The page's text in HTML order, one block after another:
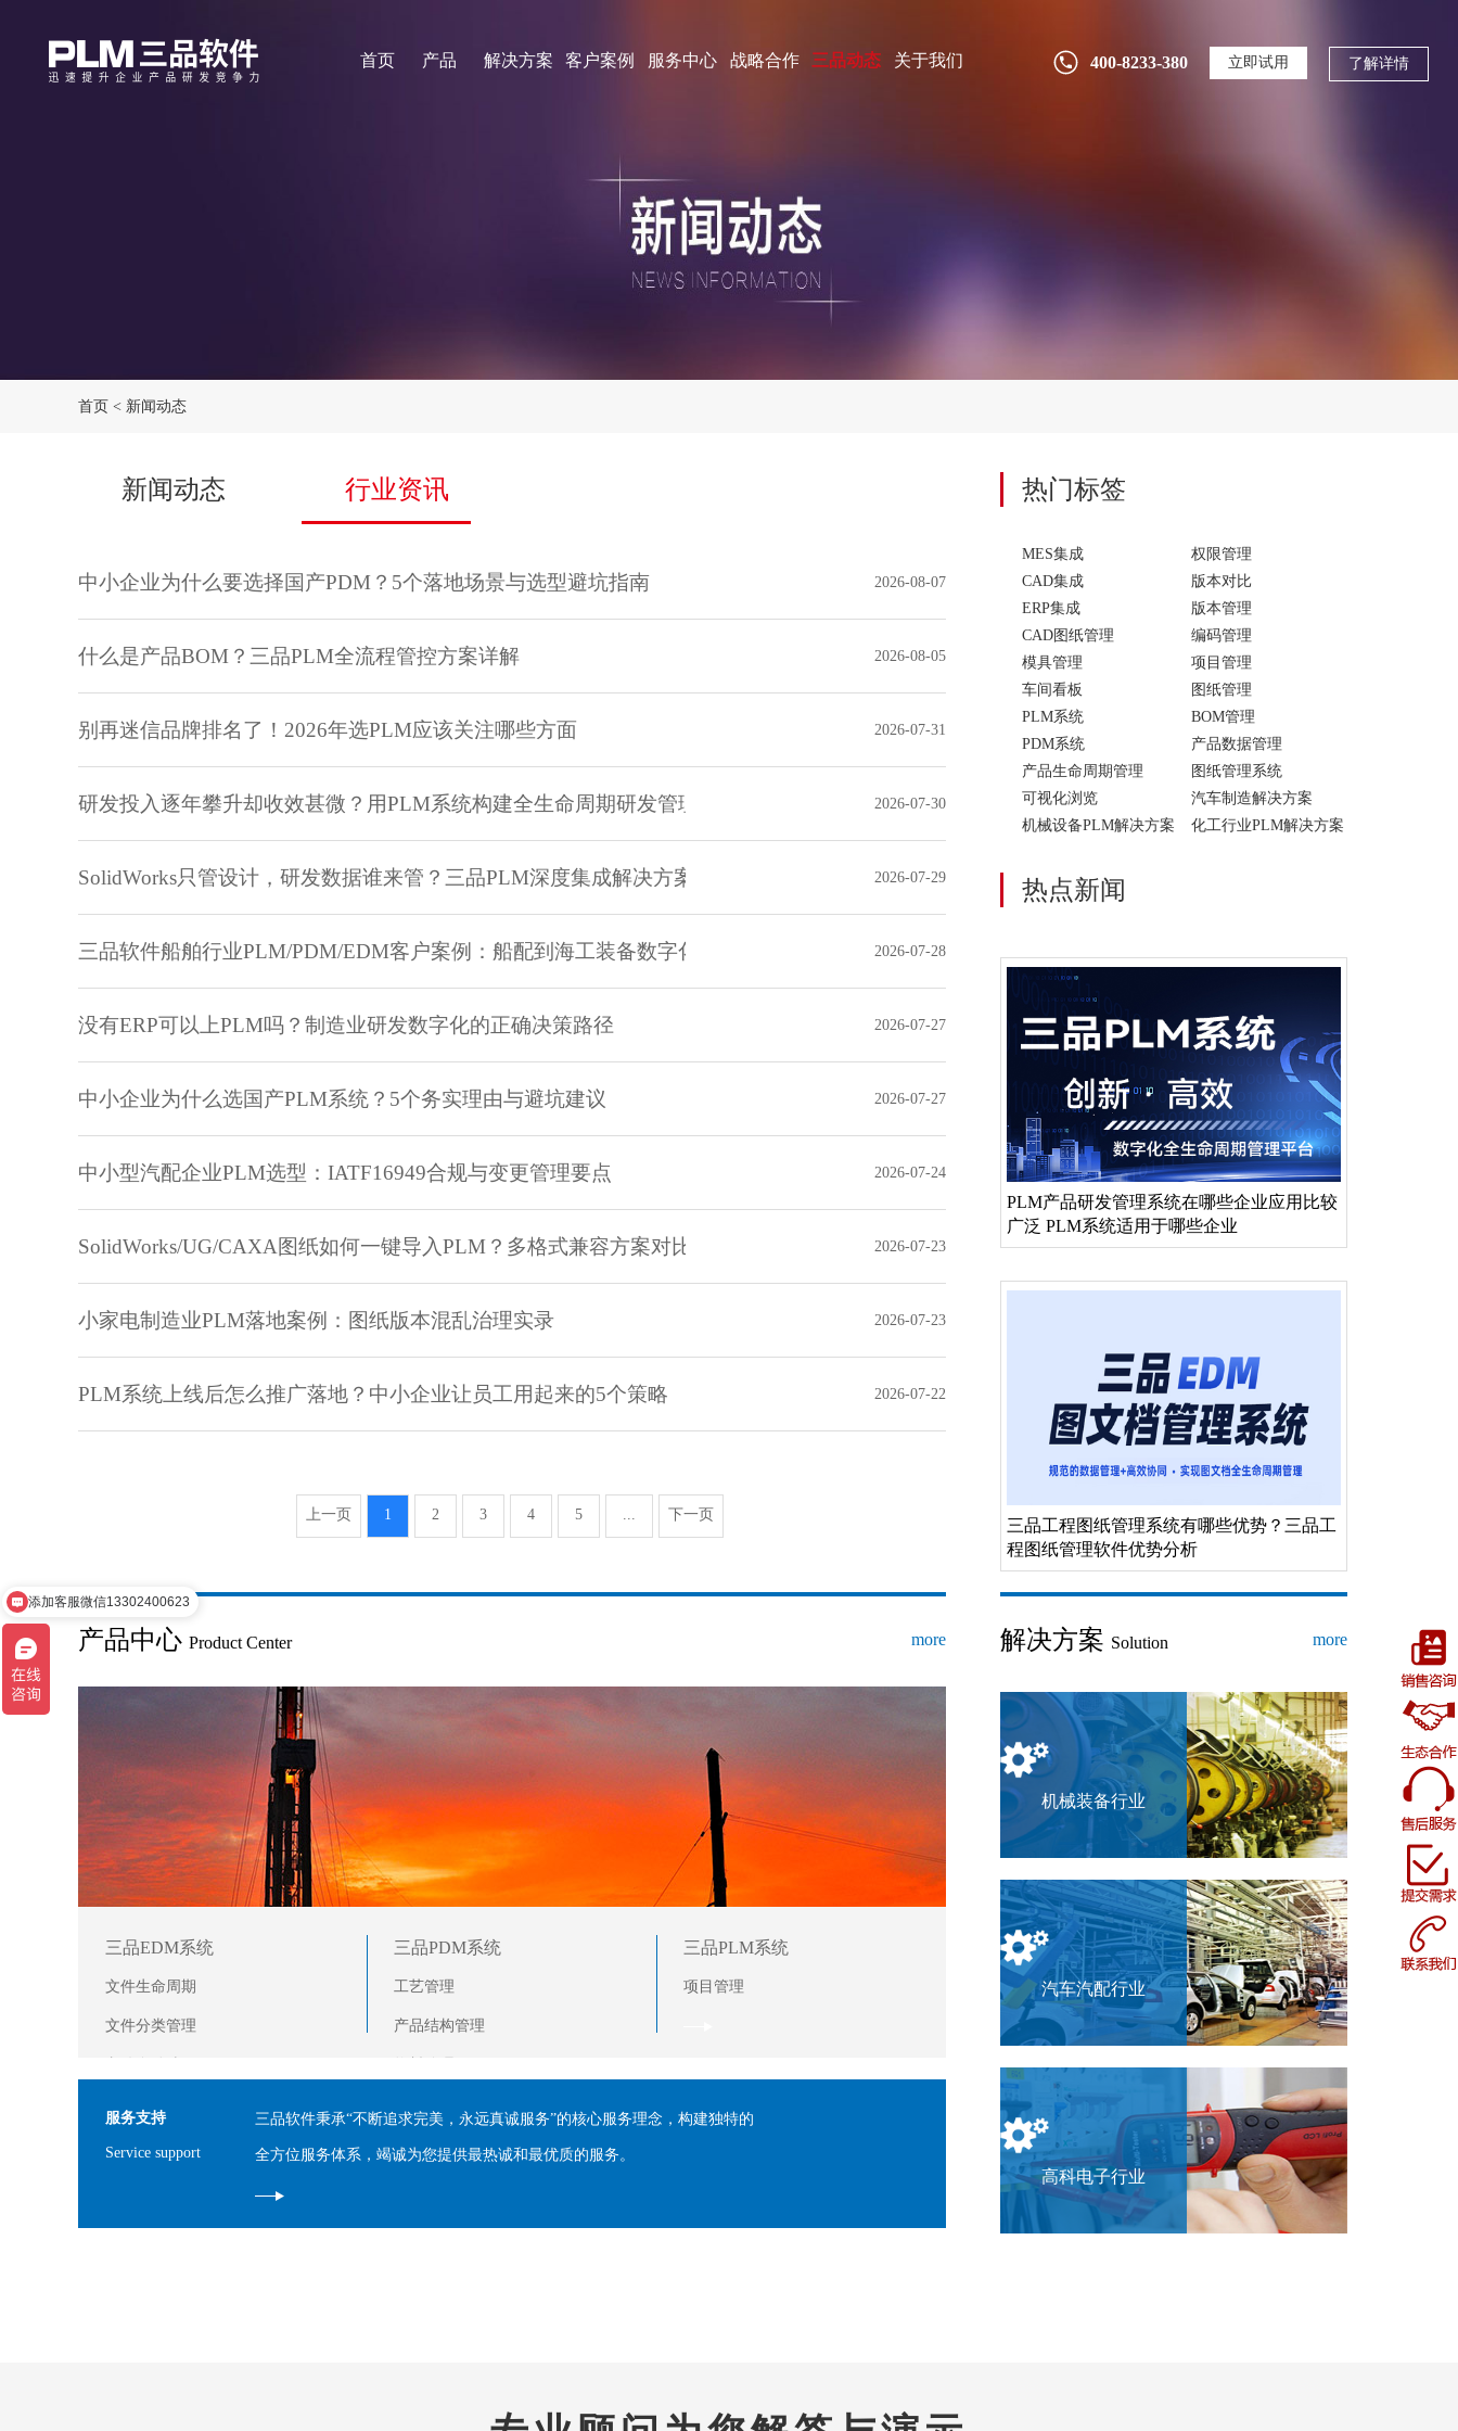
首页 产品 解决方案 客户案例 服务中心 战略合作 三品动态 关于我们 400-8233-380 立即试用 了解详情
首页 < 新闻动态
新闻动态 行业资讯
中小企业为什么要选择国产PDM？5个落地场景与选型避坑指南 2026-08-07
什么是产品BOM？三品PLM全流程管控方案详解 2026-08-05
别再迷信品牌排名了！2026年选PLM应该关注哪些方面 2026-07-31
研发投入逐年攀升却收效甚微？用PLM系统构建全生命周期研发管理体系 2026-07-30
SolidWorks只管设计，研发数据谁来管？三品PLM深度集成解决方案 2026-07-29
三品软件船舶行业PLM/PDM/EDM客户案例：船配到海工装备数字化实践 2026-07-28
没有ERP可以上PLM吗？制造业研发数字化的正确决策路径 2026-07-27
中小企业为什么选国产PLM系统？5个务实理由与避坑建议 2026-07-27
中小型汽配企业PLM选型：IATF16949合规与变更管理要点 2026-07-24
SolidWorks/UG/CAXA图纸如何一键导入PLM？多格式兼容方案对比 2026-07-23
小家电制造业PLM落地案例：图纸版本混乱治理实录 2026-07-23
PLM系统上线后怎么推广落地？中小企业让员工用起来的5个策略 2026-07-22
上一页 1 2 3 4 5 ... 下一页
热门标签
MES集成
权限管理
CAD集成
版本对比
ERP集成
版本管理
CAD图纸管理
编码管理
模具管理
项目管理
车间看板
图纸管理
PLM系统
BOM管理
PDM系统
产品数据管理
产品生命周期管理
图纸管理系统
可视化浏览
汽车制造解决方案
机械设备PLM解决方案
化工行业PLM解决方案
热点新闻
PLM产品研发管理系统在哪些企业应用比较
广泛 PLM系统适用于哪些企业
三品工程图纸管理系统有哪些优势？三品工
程图纸管理软件优势分析
产品中心 Product Center more
三品EDM系统
文件生命周期
文件分类管理
文件在线看图浏览
三品PDM系统
工艺管理
产品结构管理
三品PLM系统
项目管理
服务支持
Service support
三品软件秉承“不断追求完美，永远真诚服务”的核心服务理念，构建独特的
全方位服务体系，竭诚为您提供最热诚和最优质的服务。
解决方案 Solution more
机械装备行业
汽车汽配行业
高科电子行业
添加客服微信13302400623